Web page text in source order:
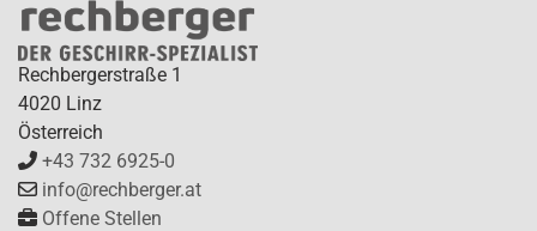
Rechbergerstraße 1
4020 Linz
Österreich
+43 732 6925-0
info@rechberger.at
Offene Stellen